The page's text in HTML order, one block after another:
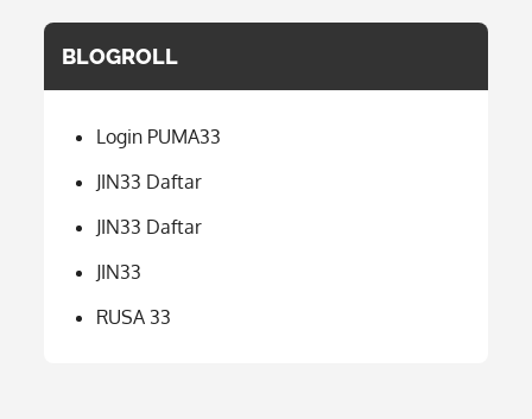
BLOGROLL
Login PUMA33
JIN33 Daftar
JIN33 Daftar
JIN33
RUSA 33